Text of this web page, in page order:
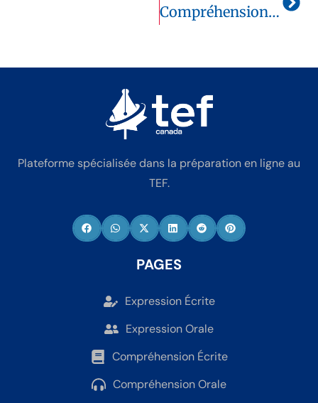
Compréhension Écrite TEF Canada 2025 : Guide Complet + Barème Officiel & Tests Réels Sur Tefcanadaonline.com
Plateforme spécialisée dans la préparation en ligne au
TEF.
PAGES
Expression Écrite
Expression Orale
Compréhension Écrite
Compréhension Orale